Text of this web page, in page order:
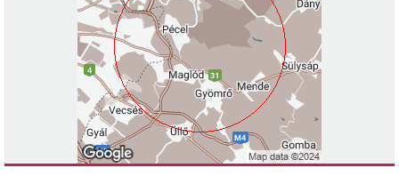
Képzésnaptár